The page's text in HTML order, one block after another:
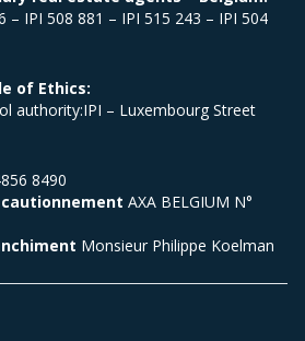
– IPI 508 881 – IPI 515 243 – IPI 504
of Ethics:
authority:IPI – Luxembourg Street
8490
AXA BELGIUM N°
Monsieur Philippe Koelman